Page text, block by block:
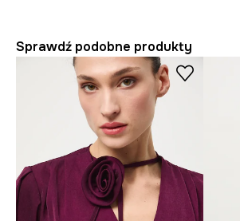
Sprawdź podobne produkty